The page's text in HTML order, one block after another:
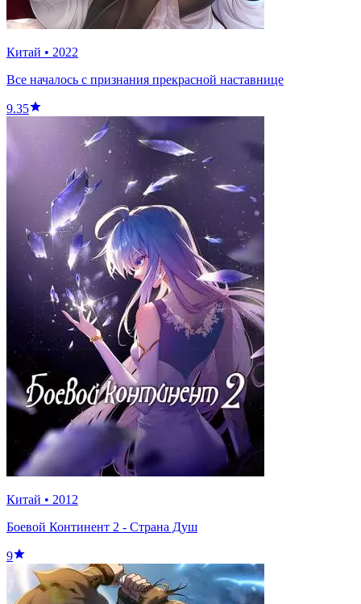
Китай • 2022
Все началось с признания прекрасной наставнице
9.35
Китай • 2012
Боевой Континент 2 - Страна Душ
9